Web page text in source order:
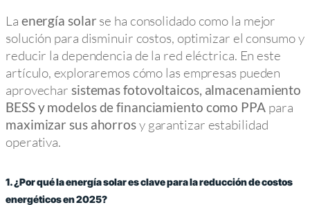
La energía solar se ha consolidado como la mejor
solución para disminuir costos, optimizar el consumo y
reducir la dependencia de la red eléctrica. En este
artículo, exploraremos cómo las empresas pueden
aprovechar sistemas fotovoltaicos, almacenamiento
BESS y modelos de financiamiento como PPApara
maximizar sus ahorrosy garantizar estabilidad
operativa.
1. ¿Por qué la energía solar es clave para la reducción de costos
energéticos en 2025?